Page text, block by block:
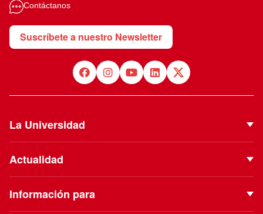
Contáctanos
Suscríbete a nuestro Newsletter
La Universidad
Proyecto Institucional
Actualidad
Información para